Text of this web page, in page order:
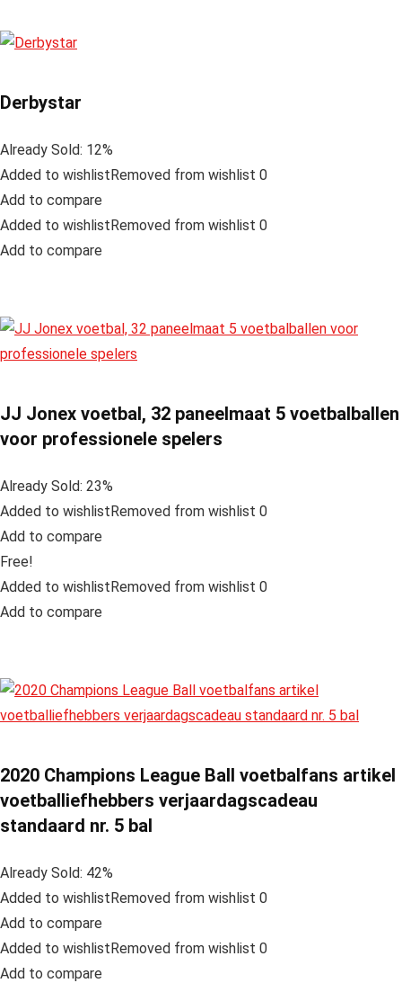
Derbystar
Already Sold: 12%
Added to wishlistRemoved from wishlist 0
Add to compare
Added to wishlistRemoved from wishlist 0
Add to compare
JJ Jonex voetbal, 32 paneelmaat 5 voetbalballen
voor professionele spelers
Already Sold: 23%
Added to wishlistRemoved from wishlist 0
Add to compare
Free!
Added to wishlistRemoved from wishlist 0
Add to compare
2020 Champions League Ball voetbalfans artikel
voetballiefhebbers verjaardagscadeau
standaard nr. 5 bal
Already Sold: 42%
Added to wishlistRemoved from wishlist 0
Add to compare
Added to wishlistRemoved from wishlist 0
Add to compare